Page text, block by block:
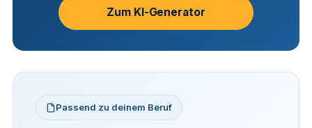
Zum KI-Generator
Passend zu deinem Beruf